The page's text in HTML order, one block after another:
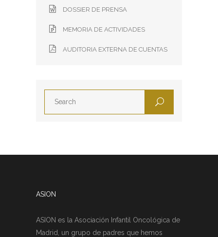
DOSSIER DE PRENSA
MEMORIA DE ACTIVIDADES
AUDITORIA EXTERNA DE CUENTAS
ASION
ASION es la Asociación Infantil Oncológica de
Madrid, un grupo de padres que hemos